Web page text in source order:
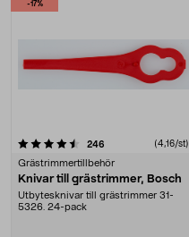
-17%
246 recensioner(4,16/st)
Grästrimmertillbehör
Knivar till grästrimmer, Bosch
Utbytesknivar till grästrimmer 31-
5326. 24-pack
4.5 av 5 stjärnor